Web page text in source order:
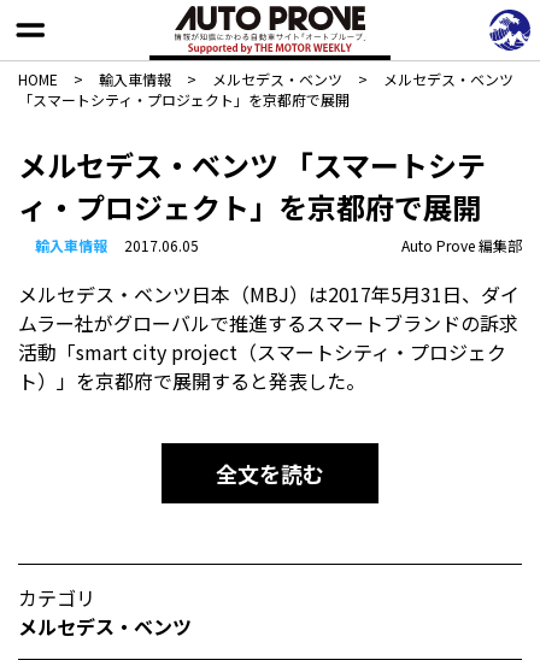
HOME > 輸入車情報 > メルセデス・ベンツ >
メルセデス・ベンツ
「スマートシティ・プロジェクト」を京都府で展開
メルセデス・ベンツ 「スマートシテ
ィ・プロジェクト」を京都府で展開
輸入車情報 2017.06.05 Auto Prove 編集部
メルセデス・ベンツ日本（MBJ）は2017年5月31日、ダイ
ムラー社がグローバルで推進するスマートブランドの訴求
活動「smart city project（スマートシティ・プロジェク
ト）」を京都府で展開すると発表した。
全文を読む
カテゴリ
メルセデス・ベンツ